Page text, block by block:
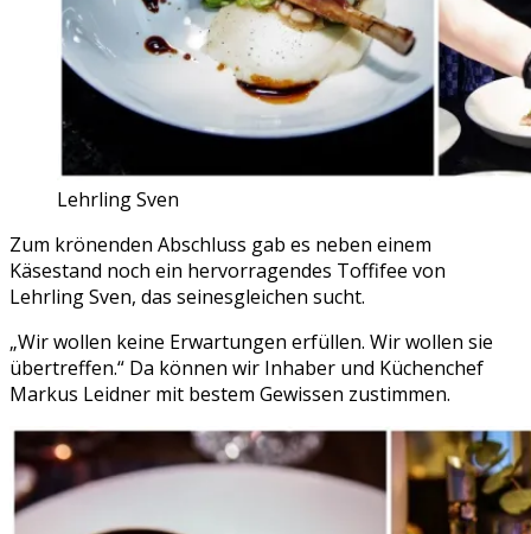
Lehrling Sven
Zum krönenden Abschluss gab es neben einem
Käsestand noch ein hervorragendes Toffifee von
Lehrling Sven, das seinesgleichen sucht.
„Wir wollen keine Erwartungen erfüllen. Wir wollen sie
übertreffen.“ Da können wir Inhaber und Küchenchef
Markus Leidner mit bestem Gewissen zustimmen.